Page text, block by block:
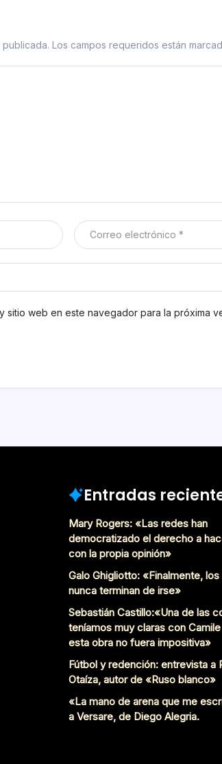
Los campos requeridos están
sitio web en este navegador para la próxima
Entradas
Mary Rogers: «Las redes han
democratizado el derecho a
con la propia opinión»
Galo Ghigliotto: «Finalmente,
nunca terminan de irse»
Sebastián Castillo:«Una de las
teníamos muy claras con
esta obra no fuera impositiva»
Fútbol y redención: entrevista a
Otaíza, autor de «Ruso blanco»
«La mano de arena que me
a Versare, de Diego Alegria.